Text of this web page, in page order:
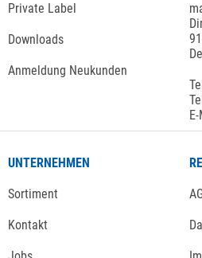
Private Label
Downloads
Anmeldung Neukunden
UNTERNEHMEN
Sortiment
Kontakt